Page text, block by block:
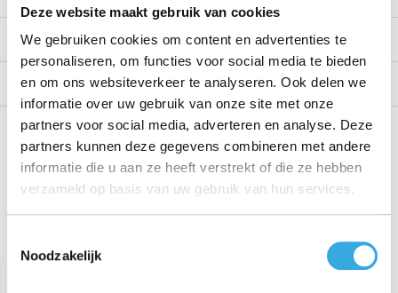
Deze website maakt gebruik van cookies
We gebruiken cookies om content en advertenties te
personaliseren, om functies voor social media te bieden
en om ons websiteverkeer te analyseren. Ook delen we
informatie over uw gebruik van onze site met onze
partners voor social media, adverteren en analyse. Deze
partners kunnen deze gegevens combineren met andere
informatie die u aan ze heeft verstrekt of die ze hebben
verzameld op basis van uw gebruik van hun services.
Noodzakelijk
Productomschrijving
Reviews
Share this product!